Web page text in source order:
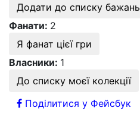
Додати до списку бажань
Фанати: 2
Я фанат цієї гри
Власники: 1
До списку моєї колекції
Поділитися у Фейсбук